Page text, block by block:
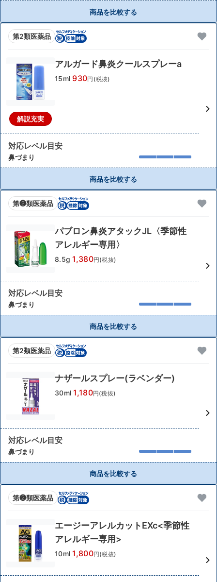
商品を比較する
第2類医薬品
解説充実
アルガード鼻炎クールスプレーa
15ml 930円(税抜)
対応レベル目安
鼻づまり
商品を比較する
第❷類医薬品
パブロン鼻炎アタックJL〈季節性
アレルギー専用〉
8.5g 1,380円(税抜)
対応レベル目安
鼻づまり
商品を比較する
第2類医薬品
ナザールスプレー(ラベンダー)
30ml 1,180円(税抜)
対応レベル目安
鼻づまり
商品を比較する
第❷類医薬品
エージーアレルカットEXc<季節性
アレルギー専用>
10ml 1,800円(税抜)